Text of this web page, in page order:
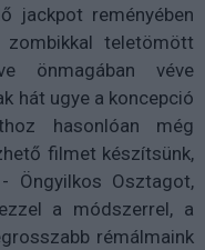
jackpot reményében
teletömött
önmagában véve
hát ugye a koncepció
hasonlóan még
filmet készítsünk,
Öngyilkos Osztagot,
a módszerrel, a
rémálmaink